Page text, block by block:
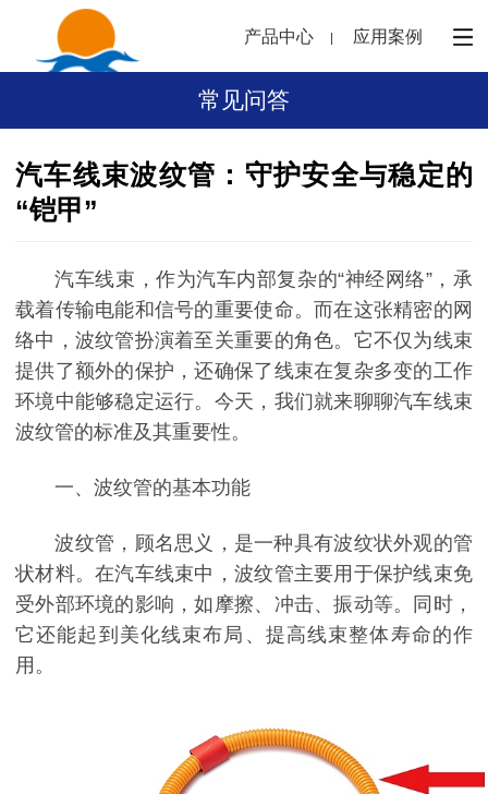
产品中心 应用案例
常见问答
汽车线束波纹管：守护安全与稳定的
“铠甲”
汽车线束，作为汽车内部复杂的“神经网络”，承
载着传输电能和信号的重要使命。而在这张精密的网
络中，波纹管扮演着至关重要的角色。它不仅为线束
提供了额外的保护，还确保了线束在复杂多变的工作
环境中能够稳定运行。今天，我们就来聊聊汽车线束
波纹管的标准及其重要性。
一、波纹管的基本功能
波纹管，顾名思义，是一种具有波纹状外观的管
状材料。在汽车线束中，波纹管主要用于保护线束免
受外部环境的影响，如摩擦、冲击、振动等。同时，
它还能起到美化线束布局、提高线束整体寿命的作
用。